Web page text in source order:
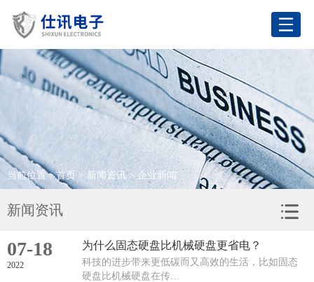
网站首页
产品展示
应用领域
联系我们
当前位置：首页 > 新闻资讯> 企业新闻
新闻资讯
07-18
2022
为什么固态硬盘比机械硬盘更省电？
科技的进步带来更低碳而又高效的生活，比如固态
硬盘比机械硬盘在传…